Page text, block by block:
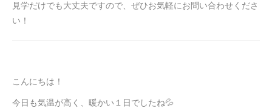
見学だけでも大丈夫ですので、ぜひお気軽にお問い合わせくださ
い！
こんにちは！
今日も気温が高く、暖かい１日でしたね💦